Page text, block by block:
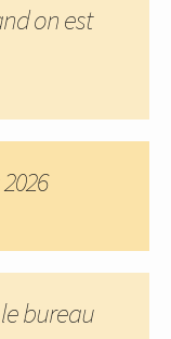
on est
bureau